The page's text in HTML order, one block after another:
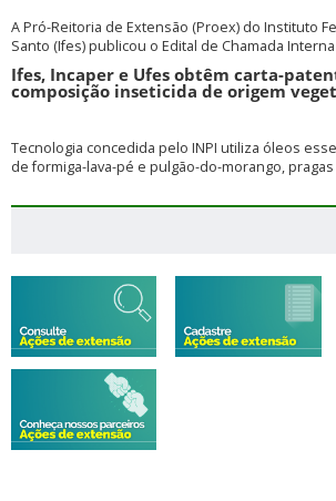
A Pró-Reitoria de Extensão (Proex) do Instituto
Santo (Ifes) publicou o Edital de Chamada Interna
Ifes, Incaper e Ufes obtêm carta-
composição inseticida de origem
Tecnologia concedida pelo INPI utiliza óleos
de formiga-lava-pé e pulgão-do-morango,